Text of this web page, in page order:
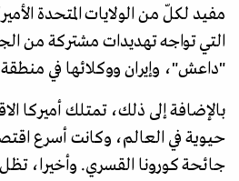
مفيد لكلّ من الولايات المتحدة
التي تواجه تهديدات مشتركة من
"داعش"، وإيران ووكلائها في
بالإضافة إلى ذلك، تمتلك أميركا
حيوية في العالم، وكانت أسرع
جائحة كورونا القسري. وأخيرا، تظل